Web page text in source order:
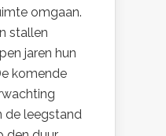
omgaan.
stallen
jaren hun
komende
de leegstand